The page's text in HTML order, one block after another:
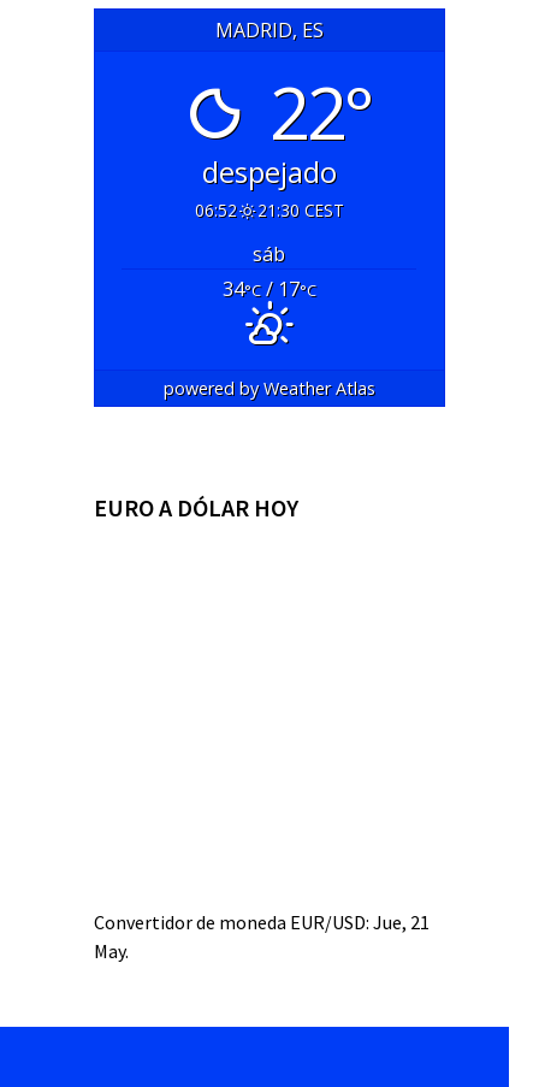
MADRID, ES
22°
despejado
06:52 21:30 CEST
sáb
34°C/ 17°C
powered byWeather Atlas
EURO A DÓLAR HOY
Convertidor de moneda EUR/USD: Jue, 21
May.